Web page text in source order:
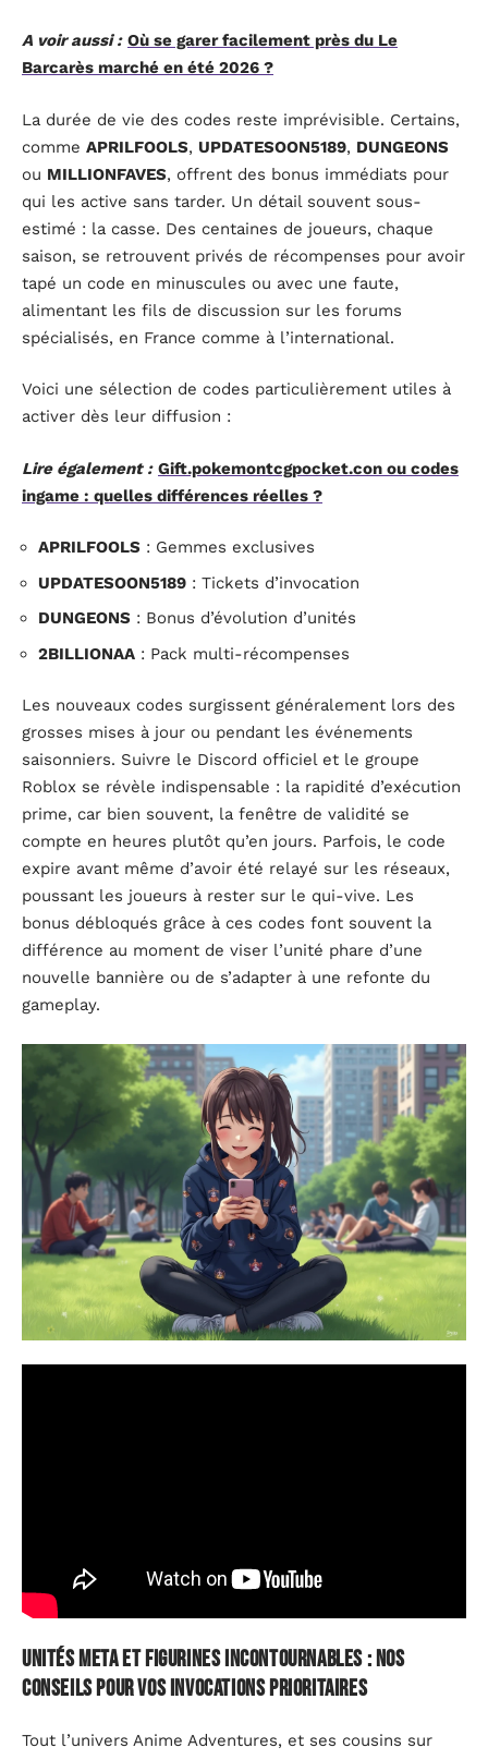
A voir aussi : Où se garer facilement près du Le
Barcarès marché en été 2026 ?
La durée de vie des codes reste imprévisible. Certains,
comme APRILFOOLS, UPDATESOON5189, DUNGEONS
ou MILLIONFAVES, offrent des bonus immédiats pour
qui les active sans tarder. Un détail souvent sous-
estimé : la casse. Des centaines de joueurs, chaque
saison, se retrouvent privés de récompenses pour avoir
tapé un code en minuscules ou avec une faute,
alimentant les fils de discussion sur les forums
spécialisés, en France comme à l’international.
Voici une sélection de codes particulièrement utiles à
activer dès leur diffusion :
Lire également : Gift.pokemontcgpocket.con ou codes
ingame : quelles différences réelles ?
APRILFOOLS : Gemmes exclusives
UPDATESOON5189 : Tickets d’invocation
DUNGEONS : Bonus d’évolution d’unités
2BILLIONAA : Pack multi-récompenses
Les nouveaux codes surgissent généralement lors des
grosses mises à jour ou pendant les événements
saisonniers. Suivre le Discord officiel et le groupe
Roblox se révèle indispensable : la rapidité d’exécution
prime, car bien souvent, la fenêtre de validité se
compte en heures plutôt qu’en jours. Parfois, le code
expire avant même d’avoir été relayé sur les réseaux,
poussant les joueurs à rester sur le qui-vive. Les
bonus débloqués grâce à ces codes font souvent la
différence au moment de viser l’unité phare d’une
nouvelle bannière ou de s’adapter à une refonte du
gameplay.
Unités meta et figurines incontournables : nos
conseils pour vos invocations prioritaires
Tout l’univers Anime Adventures, et ses cousins sur